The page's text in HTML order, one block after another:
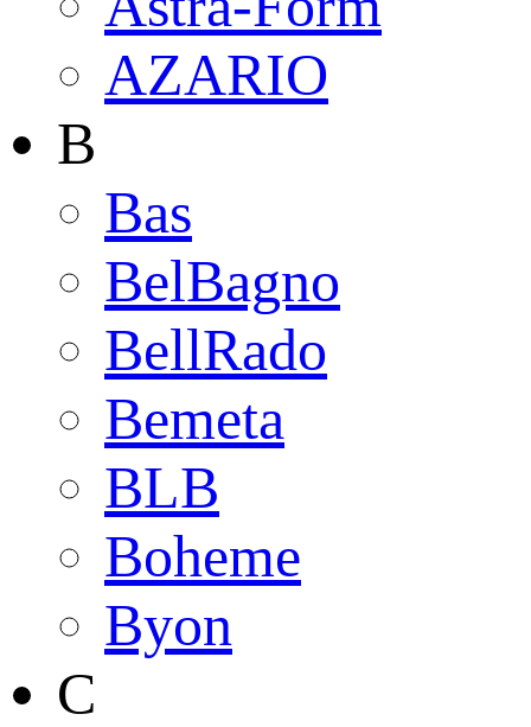
AZARIO
B
Bas
BelBagno
BellRado
Bemeta
BLB
Boheme
Byon
C